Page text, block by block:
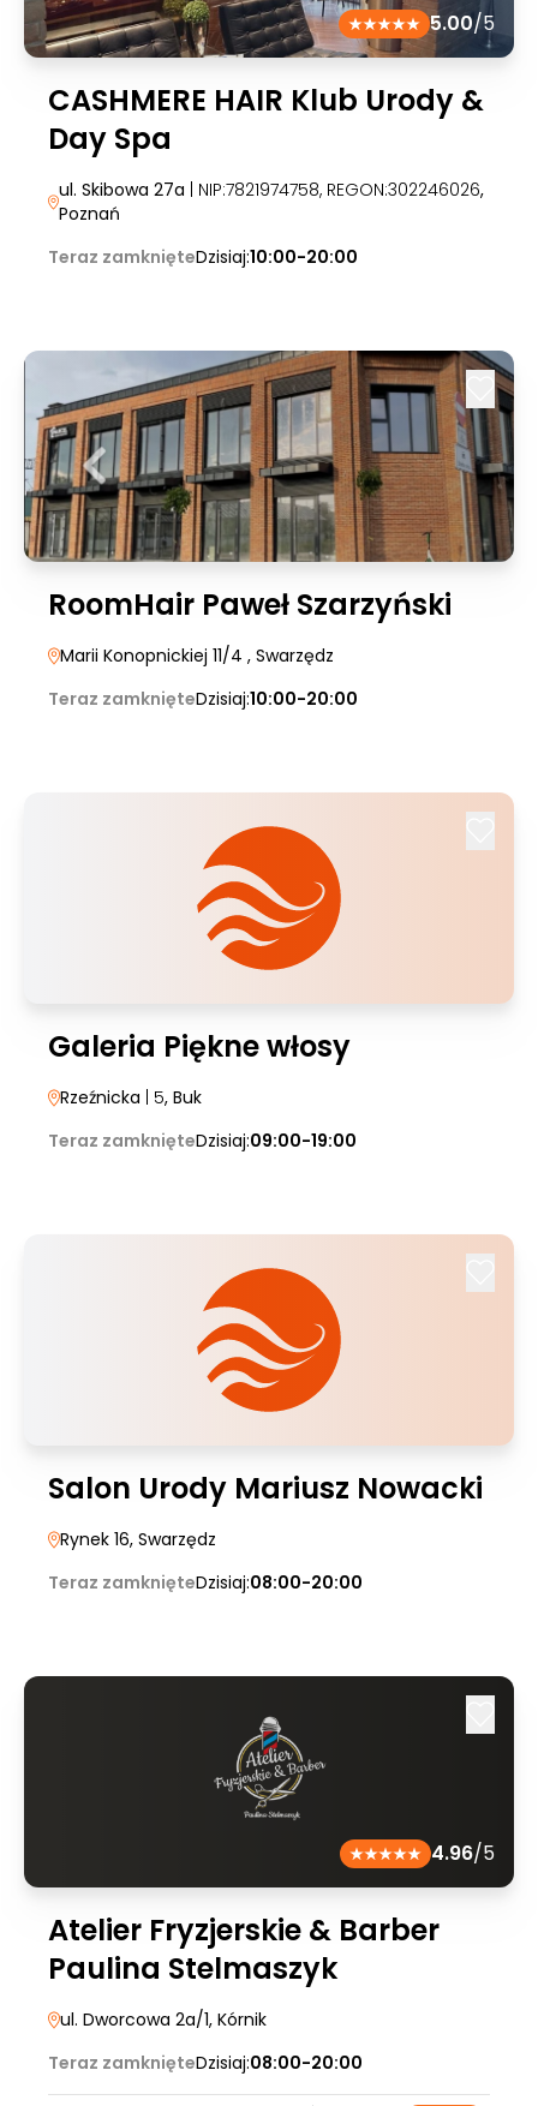
5.00/5
CASHMERE HAIR Klub Urody &
Day Spa
ul. Skibowa 27a | NIP:7821974758, REGON:302246026,
Poznań
Teraz zamknięteDzisiaj:10:00-20:00
RoomHair Paweł Szarzyński
Marii Konopnickiej 11/4 , Swarzędz
Teraz zamknięteDzisiaj:10:00-20:00
Galeria Piękne włosy
Rzeźnicka | 5, Buk
Teraz zamknięteDzisiaj:09:00-19:00
Salon Urody Mariusz Nowacki
Rynek 16, Swarzędz
Teraz zamknięteDzisiaj:08:00-20:00
4.96/5
Atelier Fryzjerskie & Barber
Paulina Stelmaszyk
ul. Dworcowa 2a/1, Kórnik
Teraz zamknięteDzisiaj:08:00-20:00